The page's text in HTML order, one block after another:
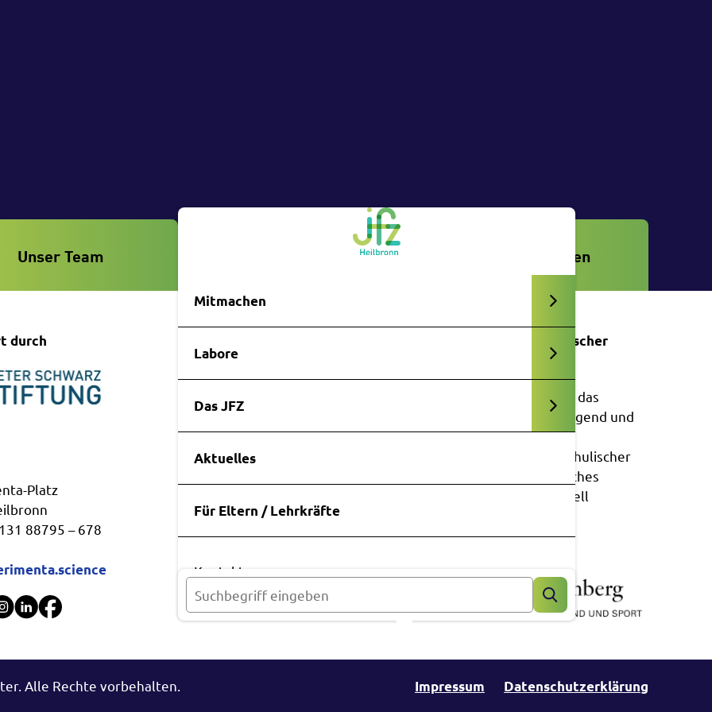
Mitmachen
Labore
Das JFZ
Aktuelles
Für Eltern / Lehrkräfte
Kontakt
Anmeldung
Downloads
Unser Team Veranstaltungen
durch
Platz
88795 – 678
Quicklinks
Aktuelles
Labore
Projektarbeit
Anerkannter außerschulischer
Die experimenta ist durch das
Ministerium für Kultus, Jugend und
Sport des Landes Baden-
Württemberg als außerschulischer
Lernort und außerschulisches
Forschungszentrum offiziell
Alle Rechte vorbehalten. Impressum Datenschutzerklärung